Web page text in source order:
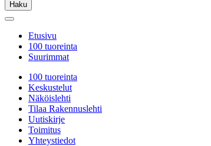
Haku
Etusivu
100 tuoreinta
Suurimmat
100 tuoreinta
Keskustelut
Näköislehti
Tilaa Rakennuslehti
Uutiskirje
Toimitus
Yhteystiedot